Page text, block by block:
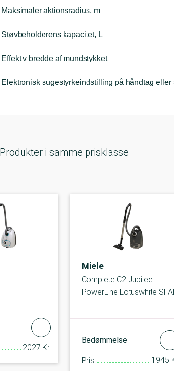
Maksimaler aktionsradius, m
Støvbeholderens kapacitet, L
Effektiv bredde af mundstykket
Elektronisk sugestyrkeindstilling på håndtag eller
Produkter i samme prisklasse
2027 Kr.
Miele
Complete C2 Jubilee
PowerLine Lotuswhite
Bedømmelse
Pris 1945